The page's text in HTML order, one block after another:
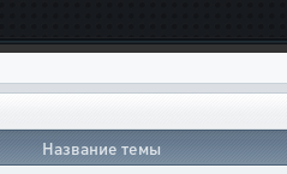
Название темы